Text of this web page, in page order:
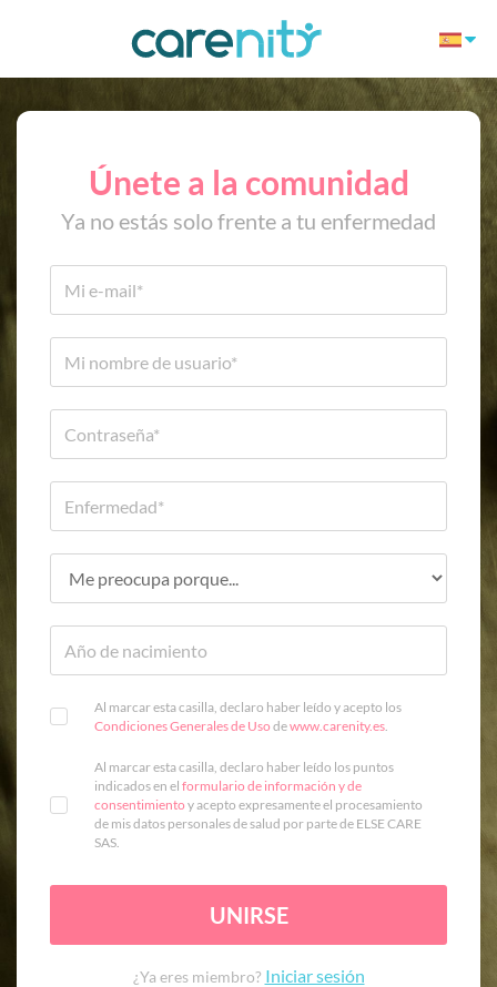
Únete a la comunidad
Ya no estás solo frente a tu enfermedad
Al marcar esta casilla, declaro haber leído y acepto los
Condiciones Generales de Uso dewww.carenity.es.
Al marcar esta casilla, declaro haber leído los puntos
indicados en el formulario de información y de
consentimiento y acepto expresamente el procesamiento
de mis datos personales de salud por parte de ELSE CARE
SAS.
UNIRSE
¿Ya eres miembro? Iniciar sesión